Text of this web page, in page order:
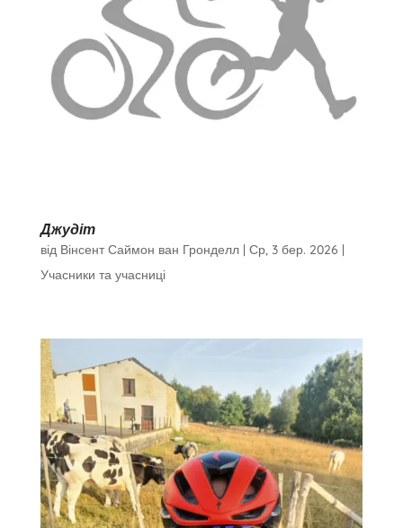
Джудіт
від Вінсент Саймон ван Гронделл| Ср, 3 бер. 2026 |
Учасники та учасниці